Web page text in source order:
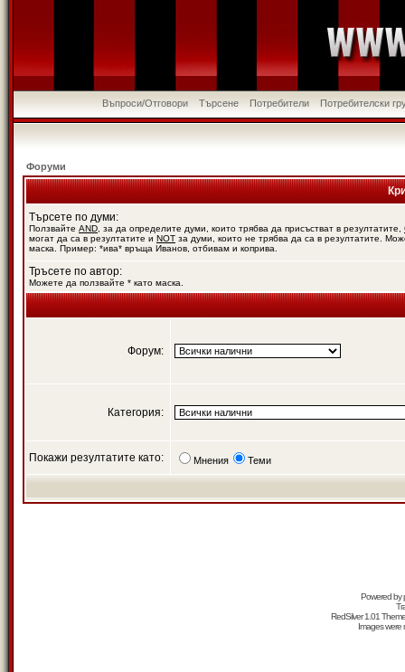
Въпроси/Отговори Търсене Потребители Потребителски
Форуми
Търсете по думи:
Ползвайте AND , за да определите думи, които трябва да присъстват в резултатите,
могат да са в резултатите и NOT за думи, които не трябва да са в резултатите.
маска. Пример: *ива* връща Иванов, отбивам и коприва.
Тръсете по автор:
Можете да ползвайте * като маска.
Форум:
Категория:
Покажи резултатите като: Мнения Теми
Powered by
RedSilver 1.01
Images were